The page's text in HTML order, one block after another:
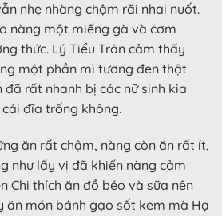
nhẹ nhàng chậm rãi nhai nuốt.
nàng một miếng gà và cơm
thức. Lý Tiểu Trân cảm thấy
một phần mì tương đen thật
rất nhanh bị các nữ sinh kia
đĩa trống không.
ăn rất chậm, nàng còn ăn rất ít,
như lấy vị đã khiến nàng cảm
Chi thích ăn đồ béo và sữa nên
ăn món bánh gạo sốt kem mà Hạ